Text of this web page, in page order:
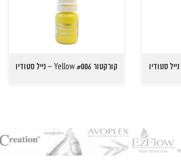
קורקטור Yellow #006 – נייל סטודיו